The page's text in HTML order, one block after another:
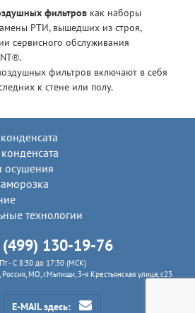
фильтров как наборы
РТИ, вышедших из строя,
сервисного обслуживания
фильтров включают в себя
к стене или полу.
осушения
технологии
(499) 130-19-76
- C 8:30 до 17:30 (МСК)
Россия, МО, г.Мытищи, 3-я Крестьянская улица, с23
E-MAIL здесь: